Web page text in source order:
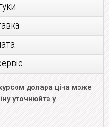
долара ціна може
уточнюйте у